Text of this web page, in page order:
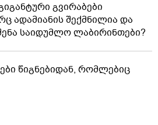
გვირაბები
ადამიანის შექმნილია და
საიდუმლო ლაბირინთები?
წიგნებიდან, რომლებიც